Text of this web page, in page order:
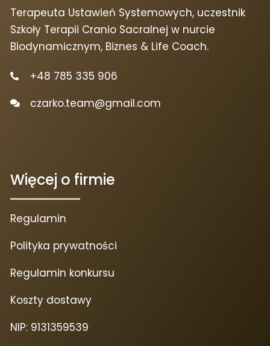
Terapeuta Ustawień Systemowych, uczestnik
Szkoły Terapii Cranio Sacralnej w nurcie
Biodynamicznym, Biznes & Life Coach.
+48 785 335 906
czarko.team@gmail.com
Więcej o firmie
Regulamin
Polityka prywatności
Regulamin konkursu
Koszty dostawy
NIP: 9131359539